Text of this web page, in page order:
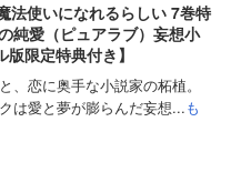
法使いになれるらしい 7巻特
純愛（ピュアラブ）妄想小
限定特典付き】
、恋に奥手な小説家の柘植。
は愛と夢が膨らんだ妄想...も